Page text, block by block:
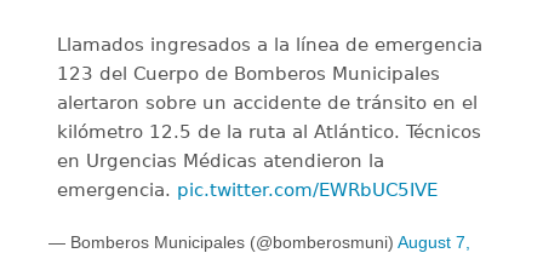
Llamados ingresados a la línea de emergencia
123 del Cuerpo de Bomberos Municipales
alertaron sobre un accidente de tránsito en el
kilómetro 12.5 de la ruta al Atlántico. Técnicos
en Urgencias Médicas atendieron la
emergencia. pic.twitter.com/EWRbUC5IVE
— Bomberos Municipales (@bomberosmuni) August 7,